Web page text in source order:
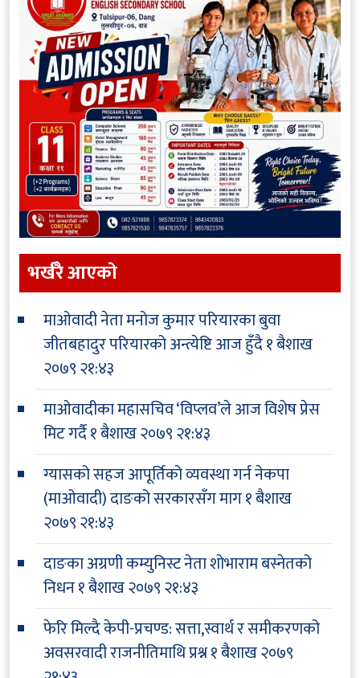
भर्खरै आएकाे
माओवादी नेता मनोज कुमार परियारका बुवा
जीतबहादुर परियारको अन्त्येष्टि आज हुँदै१ बैशाख
२०७९ २१:४३
माओवादीका महासचिव ‘विप्लव’ले आज विशेष प्रेस
मिट गर्दै१ बैशाख २०७९ २१:४३
ग्यासको सहज आपूर्तिको व्यवस्था गर्न नेकपा
(माओवादी) दाङको सरकारसँग माग१ बैशाख
२०७९ २१:४३
दाङका अग्रणी कम्युनिस्ट नेता शोभाराम बस्नेतको
निधन१ बैशाख २०७९ २१:४३
फेरि मिल्दै केपी-प्रचण्ड: सत्ता,स्वार्थ र समीकरणको
अवसरवादी राजनीतिमाथि प्रश्न१ बैशाख २०७९